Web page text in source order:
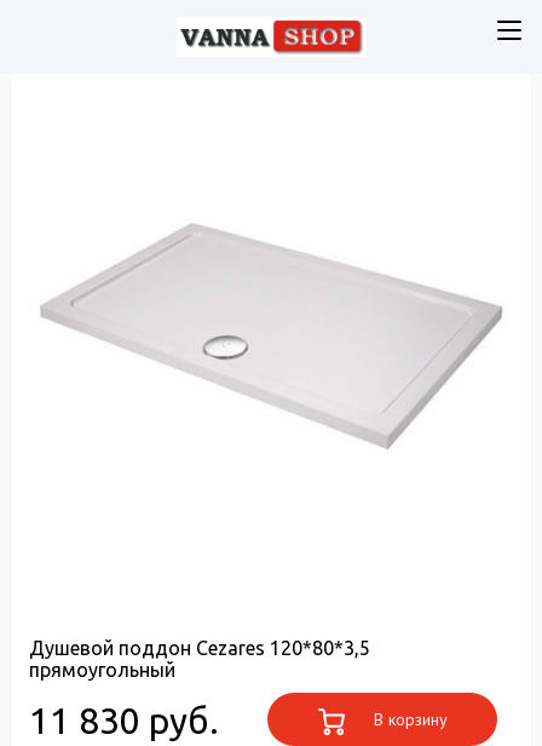
Душевой поддон Cezares 120*80*3,5
прямоугольный
11 830 руб. В корзину